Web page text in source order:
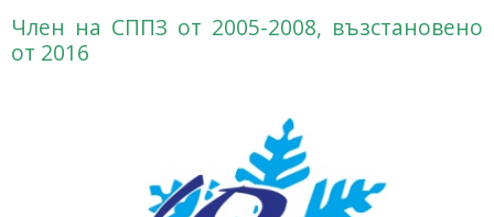
Член на СППЗ от 2005-2008, възстановено
от 2016